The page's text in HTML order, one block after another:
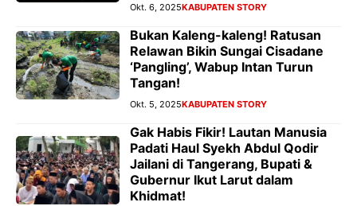
Okt. 6, 2025KABUPATEN STORY
Bukan Kaleng-kaleng! Ratusan
Relawan Bikin Sungai Cisadane
‘Pangling’, Wabup Intan Turun
Tangan!
Okt. 5, 2025KABUPATEN STORY
Gak Habis Fikir! Lautan Manusia
Padati Haul Syekh Abdul Qodir
Jailani di Tangerang, Bupati &
Gubernur Ikut Larut dalam
Khidmat!